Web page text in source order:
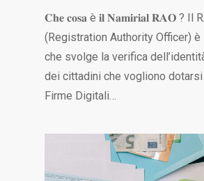
𝐂𝐡𝐞 𝐜𝐨𝐬𝐚 è 𝐢𝐥 𝐍𝐚𝐦𝐢𝐫𝐢𝐚𝐥 𝐑𝐀𝐎 ? Il
(Registration Authority Officer)
che svolge la verifica
dei cittadini che vogliono dotarsi
Firme Digitali…